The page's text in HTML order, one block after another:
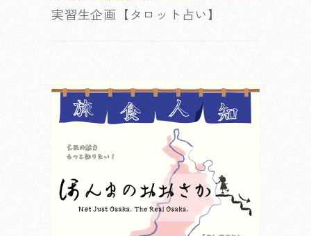
実習生企画【タロット占い】